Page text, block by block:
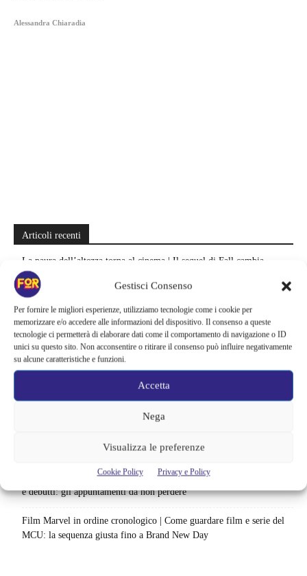
Gestisci Consenso
Per fornire le migliori esperienze, utilizziamo tecnologie come i cookie per
memorizzare e/o accedere alle informazioni del dispositivo. Il consenso a queste
tecnologie ci permetterà di elaborare dati come il comportamento di navigazione o ID
unici su questo sito. Non acconsentire o ritirare il consenso può influire negativamente
su alcune caratteristiche e funzioni.
Accetta
Nega
Visualizza le preferenze
Cookie Policy Privacy e Policy
Alessandra Chiaradia
Articoli recenti
La paura dell’altezza torna al cinema | Il sequel di Fall cambia
scenario: una nuova sfida senza via di fuga
Sony ferma i film sui personaggi di Spider-Man, nessun nuovo
progetto è in sviluppo: cosa resta dell’esperimento
Netflix saluta 16 titoli ad agosto 2026 | 3 serie e 13 film lasciano il
catalogo: le date da segnare per l’ultimo rewatch
Netflix indaga sul lato oscuro del pollo fritto | Mo Gilligan affronta
84 pasti in 28 giorni: da guardare subito
italia: quando saranno disponibili gli episodi
Agosto 2026 si accende in streaming | Oltre 40 serie tra grandi ritorni
e debutti: gli appuntamenti da non perdere
Film Marvel in ordine cronologico | Come guardare film e serie del
MCU: la sequenza giusta fino a Brand New Day